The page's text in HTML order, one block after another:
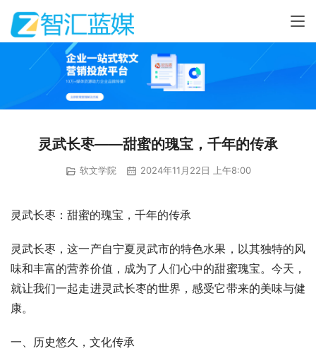
灵武长枣——甜蜜的瑰宝，千年的传承
软文学院 2024年11月22日 上午8:00
灵武长枣：甜蜜的瑰宝，千年的传承
灵武长枣，这一产自宁夏灵武市的特色水果，以其独特的风
味和丰富的营养价值，成为了人们心中的甜蜜瑰宝。今天，
就让我们一起走进灵武长枣的世界，感受它带来的美味与健
康。
一、历史悠久，文化传承